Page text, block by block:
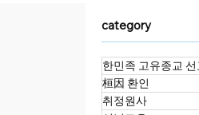
category
한민족 고유종교
桓因 환인
취정원사